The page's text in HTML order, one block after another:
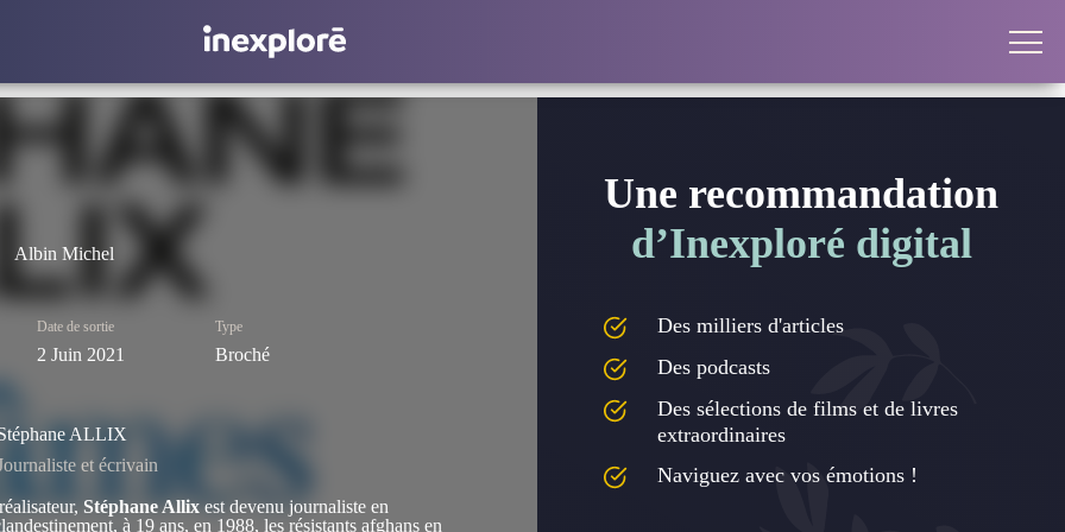
Albin Michel
Date de sortie
2 Juin 2021
Type
Broché
ALLIX
et écrivain
Stéphane Allix est devenu journaliste en
à 19 ans, en 1988, les résistants afghans en
Une recommandation
d’Inexploré digital
Des milliers d'articles
Des podcasts
Des sélections de films et de livres
extraordinaires
Naviguez avec vos émotions !